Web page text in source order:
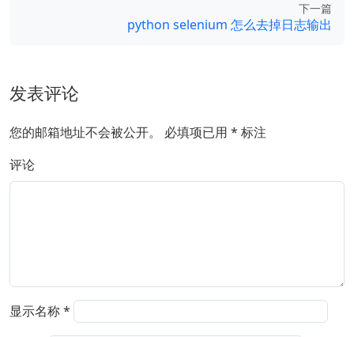
下一篇
python selenium 怎么去掉日志输出
发表评论
您的邮箱地址不会被公开。 必填项已用 * 标注
评论
显示名称*